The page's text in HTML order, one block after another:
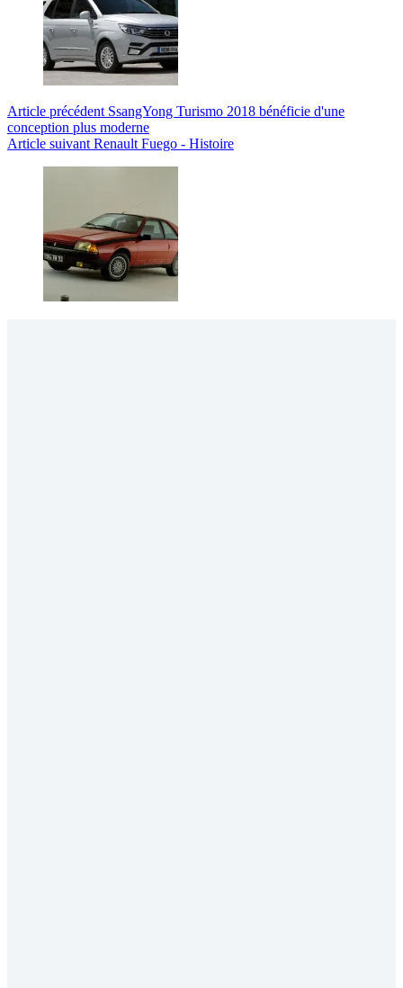
Article précédent SsangYong Turismo 2018 bénéficie d'une
conception plus moderne
Article suivant Renault Fuego - Histoire